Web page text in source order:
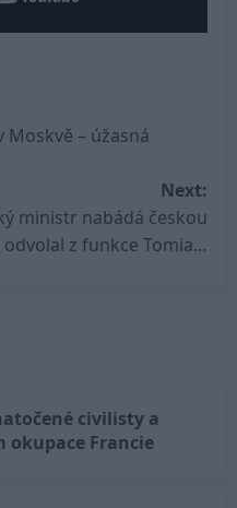
– úžasná
Next:
ministr nabádá českou
z funkce Tomia…
civilisty a
okupace Francie